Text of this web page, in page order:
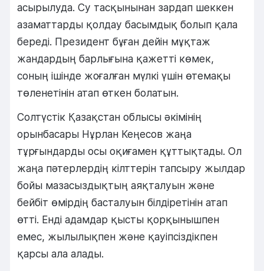
асырылуда. Су тасқынынан зардап шеккен
азаматтарды қолдау басымдық болып қала
береді. Президент бұған дейін мұқтаж
жандардың барлығына қажетті көмек,
соның ішінде жоғалған мүлкі үшін өтемақы
төленетінін атап өткен болатын.
Солтүстік Қазақстан облысы әкімінің
орынбасары Нұрлан Кеңесов жаңа
тұрғындарды осы оқиғамен құттықтады. Ол
жаңа пәтерлердің кілттерін тапсыру жылдар
бойы мазасыздықтың аяқталуын және
бейбіт өмірдің басталуын білдіретінін атап
өтті. Енді адамдар қысты қорқынышпен
емес, жылылықпен және қауіпсіздікпен
қарсы ала алады.